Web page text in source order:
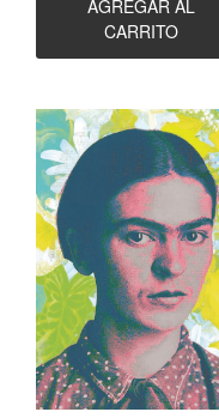
AGREGAR AL
CARRITO